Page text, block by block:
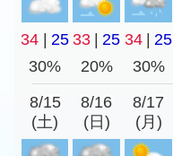
34 | 25 33 | 25 34 | 25
30%
20% 30%
8/15
(土)
8/16
(日)
8/17
(月)